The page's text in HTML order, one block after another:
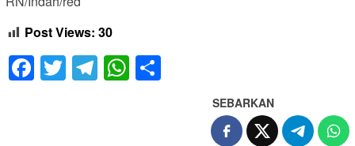
Post Views: 30
Facebook
TwitterTelegram
WhatsApp
SEBARKAN